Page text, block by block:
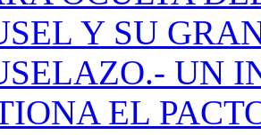
Y SU
UN
EL